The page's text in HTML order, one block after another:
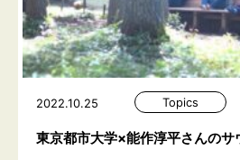
2022.10.25 Topics
東京都市大学×能作淳平さんのサ